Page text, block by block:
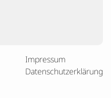
Impressum
Datenschutzerklärung